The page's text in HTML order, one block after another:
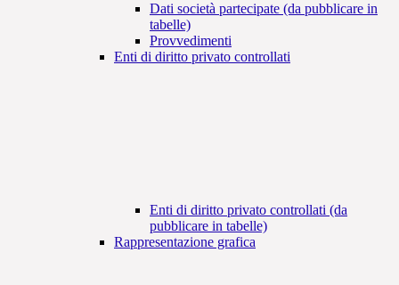
Dati società partecipate (da pubblicare in
tabelle)
Provvedimenti
Enti di diritto privato controllati
Enti di diritto privato controllati (da
pubblicare in tabelle)
Rappresentazione grafica